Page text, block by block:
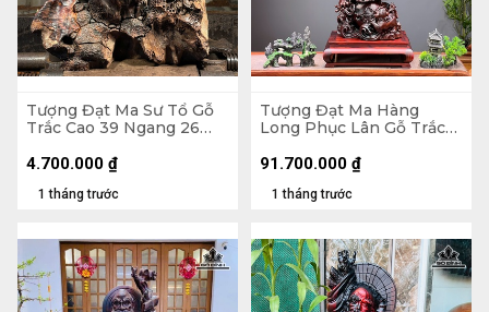
Tượng Đạt Ma Sư Tổ Gỗ
Trắc Cao 39 Ngang 26
1 tháng trước
4.700.000 ₫
Tượng Đạt Ma Hàng
Long Phục Lân Gỗ Trắc
(cm)
1 tháng trước
91.700.000 ₫